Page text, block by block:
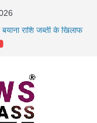
राशि जब्ती के खिलाफ
म्यूल बैंक खाताधारक